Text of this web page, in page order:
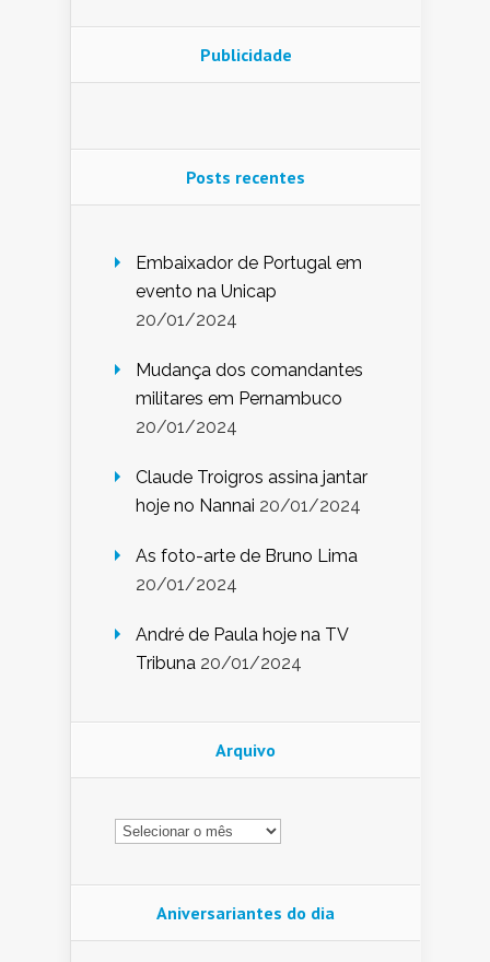
Publicidade
Posts recentes
Embaixador de Portugal em
evento na Unicap
20/01/2024
Mudança dos comandantes
militares em Pernambuco
20/01/2024
Claude Troigros assina jantar
hoje no Nannai 20/01/2024
As foto-arte de Bruno Lima
20/01/2024
André de Paula hoje na TV
Tribuna 20/01/2024
Arquivo
Arquivo
Aniversariantes do dia